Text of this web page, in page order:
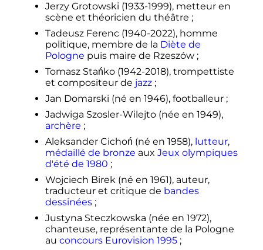
Jerzy Grotowski (1933-1999), metteur en
scène et théoricien du théâtre ;
Tadeusz Ferenc (1940-2022), homme
politique, membre de la Diète de
Pologne puis maire de Rzeszów ;
Tomasz Stańko (1942-2018), trompettiste
et compositeur de jazz ;
Jan Domarski (né en 1946), footballeur ;
Jadwiga Szosler-Wilejto (née en 1949),
archère ;
Aleksander Cichoń (né en 1958), lutteur,
médaillé de bronze aux Jeux olympiques
d'été de 1980 ;
Wojciech Birek (né en 1961), auteur,
traducteur et critique de bandes
dessinées ;
Justyna Steczkowska (née en 1972),
chanteuse, représentante de la Pologne
au concours Eurovision 1995 ;